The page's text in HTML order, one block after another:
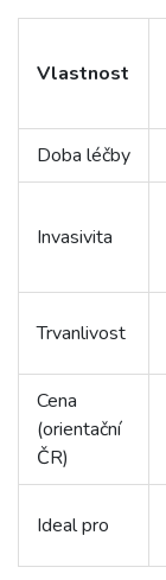
Vlastnost
Doba léčby
Invasivita
Trvanlivost
Cena
(orientační
ČR)
Ideal pro